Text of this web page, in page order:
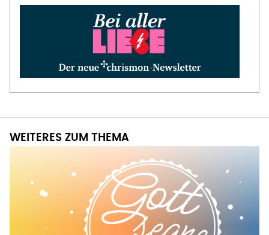
WEITERES ZUM THEMA